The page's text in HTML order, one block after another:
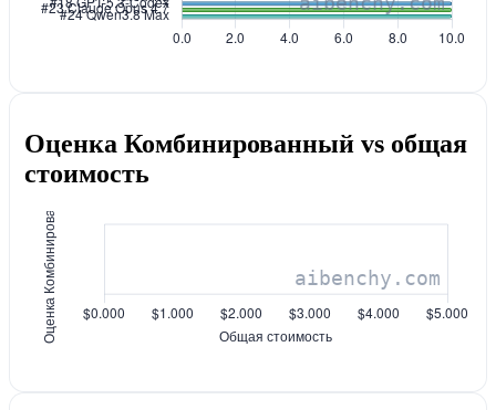
Оценка Комбинированный vs общая
стоимость